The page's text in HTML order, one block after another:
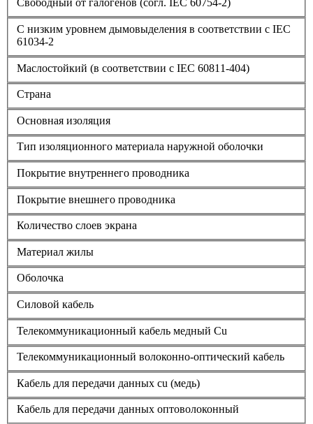
Свободный от галогенов (согл. IEC 60754-2)
С низким уровнем дымовыделения в соответствии с IEC
61034-2
Маслостойкий (в соответствии с IEC 60811-404)
Страна
Основная изоляция
Тип изоляционного материала наружной оболочки
Покрытие внутреннего проводника
Покрытие внешнего проводника
Количество слоев экрана
Материал жилы
Оболочка
Силовой кабель
Телекоммуникационный кабель медный Cu
Телекоммуникационный волоконно-оптический кабель
Кабель для передачи данных cu (медь)
Кабель для передачи данных оптоволоконный